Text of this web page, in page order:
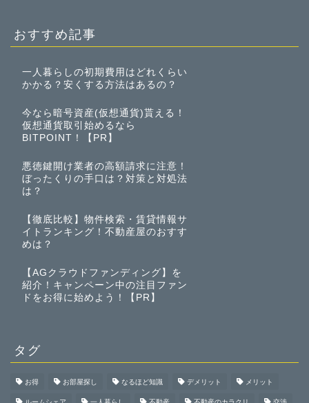
おすすめ記事
一人暮らしの初期費用はどれくらい
かかる？安くする方法はあるの？
今なら暗号資産(仮想通貨)貰える！
仮想通貨取引始めるなら
BITPOINT！【PR】
悪徳鍵開け業者の高額請求に注意！
ぼったくりの手口は？対策と対処法
は？
【徹底比較】物件検索・賃貸情報サ
イトランキング！不動産屋のおすす
めは？
【AGクラウドファンディング】を
紹介！キャンペーン中の注目ファン
ドをお得に始めよう！【PR】
タグ
お得 お部屋探し なるほど知識 デメリット メリット